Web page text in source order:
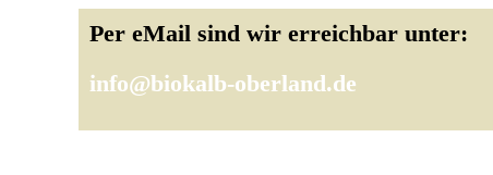
Per eMail sind wir erreichbar unter:
info@biokalb-oberland.de